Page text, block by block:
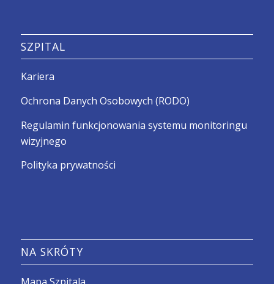
SZPITAL
Kariera
Ochrona Danych Osobowych (RODO)
Regulamin funkcjonowania systemu monitoringu
wizyjnego
Polityka prywatności
NA SKRÓTY